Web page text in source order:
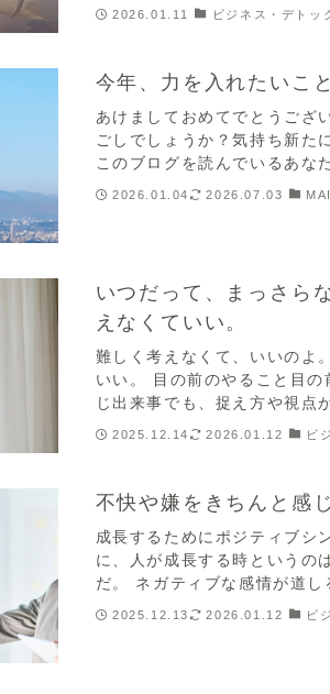
2026.01.11 ビジネス・デトッ
今年、力を入れたいこ
あけましておめてでとうござ
ごしでしょうか？気持ち新た
このブログを読んでいるあな
2026.01.04 2026.07.03
いつだって、まっさら
えなくていい。
難しく考えなくて、いいのよ
いい。 目の前のやること目
じ出来事でも、捉え方や視点
2025.12.14 2026.01.12 ビ
不快や嫌をきちんと感
成長するためにポジティブシ
に、人が成長する時というの
だ。 ネガティブな感情が道し
2025.12.13 2026.01.12 ビ